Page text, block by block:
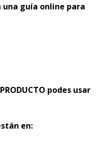
guía online para
podes usar
en: